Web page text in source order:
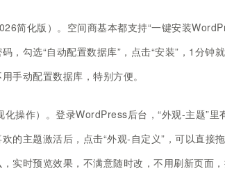
简化版）。空间商基本都支持“一键安装
，勾选“自动配置数据库”，点击“安装”，1分钟
手动配置数据库，特别方便。
操作）。登录WordPress后台，“外观-主题”里
的主题激活后，点击“外观-自定义”，可以直接
实时预览效果，不满意随时改，不用刷新页面，